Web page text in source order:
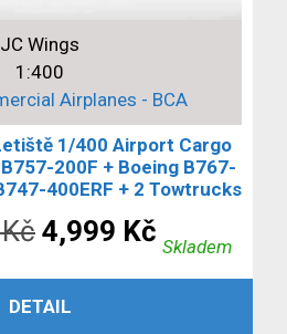
JC Wings
1:400
Airplanes - BCA
1/400 Airport Cargo
200F + Boeing B767-
400ERF + 2 Towtrucks
Kč Původní
cena
byla:
4,999 Kč
cena
Skladem
DO KOŠÍKU
DETAIL